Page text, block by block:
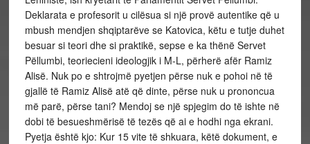
Deklarata e profesorit u cilësua si një provë autentike që u
mbush mendjen shqiptarëve se Katovica, këtu e tutje duhet
besuar si teori dhe si praktikë, sepse e ka thënë Servet
Pëllumbi, teoriecieni ideologjik i M-L, përherë afër Ramiz
Alisë. Nuk po e shtrojmë pyetjen përse nuk e pohoi në të
gjallë të Ramiz Alisë atë që dinte, përse nuk u prononcua
më parë, përse tani? Mendoj se një spjegim do të ishte në
dobi të besueshmërisë të tezës që ai e hodhi nga ekrani.
Pyetja është kjo: Kur 15 vite të shkuara, këtë dokument, e